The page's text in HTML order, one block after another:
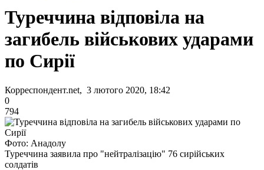
Туреччина відповіла на
загибель військових ударами
по Сирії
Корреспондент.net, 3 лютого 2020, 18:42
0
794
Фото: Анадолу
Туреччина заявила про "нейтралізацію" 76 сирійських
солдатів